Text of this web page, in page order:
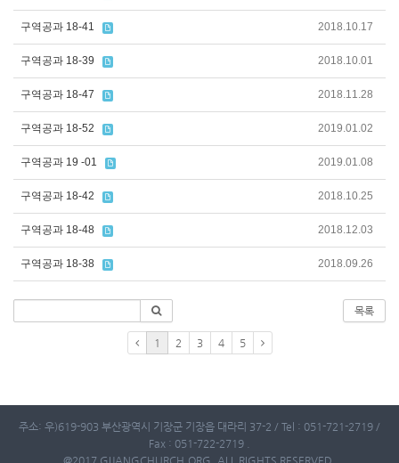
구역공과 18-41 2018.10.17
구역공과 18-39 2018.10.01
구역공과 18-47 2018.11.28
구역공과 18-52 2019.01.02
구역공과 19 -01 2019.01.08
구역공과 18-42 2018.10.25
구역공과 18-48 2018.12.03
구역공과 18-38 2018.09.26
목록
1 2 3 4 5
주소: 우)619-903 부산광역시 기장군 기장읍 대라리 37-2 / Tel : 051-721-2719 /
Fax : 051-722-2719 .
@2017 GIJANGCHURCH.ORG. ALL RIGHTS RESERVED.